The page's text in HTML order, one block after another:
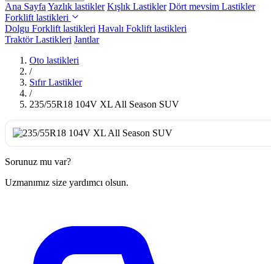
Ana Sayfa Yazlık lastikler Kışlık Lastikler Dört mevsim Lastikler
Forklift lastikleri
Dolgu Forklift lastikleri Havalı Foklift lastikleri
Traktör Lastikleri Jantlar
Oto lastikleri
/
Sıfır Lastikler
/
235/55R18 104V XL All Season SUV
Sorunuz mu var?
Uzmanımız size yardımcı olsun.